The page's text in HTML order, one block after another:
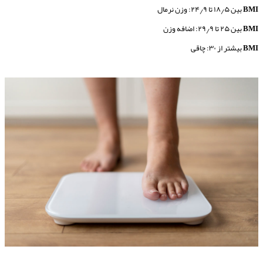
BMIبین ۱۸٫۵ تا ۲۴٫۹: وزن نرمال
BMIبین ۲۵ تا ۲۹٫۹: اضافه وزن
BMIبیشتر از ۳۰: چاقی